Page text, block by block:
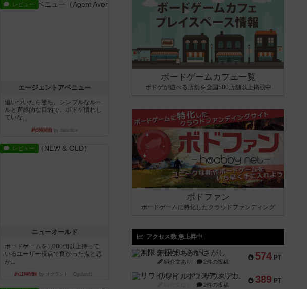
レビュー
エージェントアベニュー
追いついたら勝ち。シンプルなルー
ルと直感的な目的で、ボドゲ慣れし
ていな...
約5時間前by daisdice
レビュー
ニューオールド
ボードゲームを1,000個以上持って
いるユーザー視点で良かった点と悪
か...
約11時間前by オグランド（Oguland）
ボードゲームカフェ一覧
ボドゲが遊べる店舗を全国500店舗以上掲載中
ボドファン
ボードゲームに特化したクラウドファンディング
アクセス数 急上昇中
574 PT
無限まちがいさがし
紹介文あり 2件の投稿
389 PT
リワイルド：サウスアメリカ
2件の投稿